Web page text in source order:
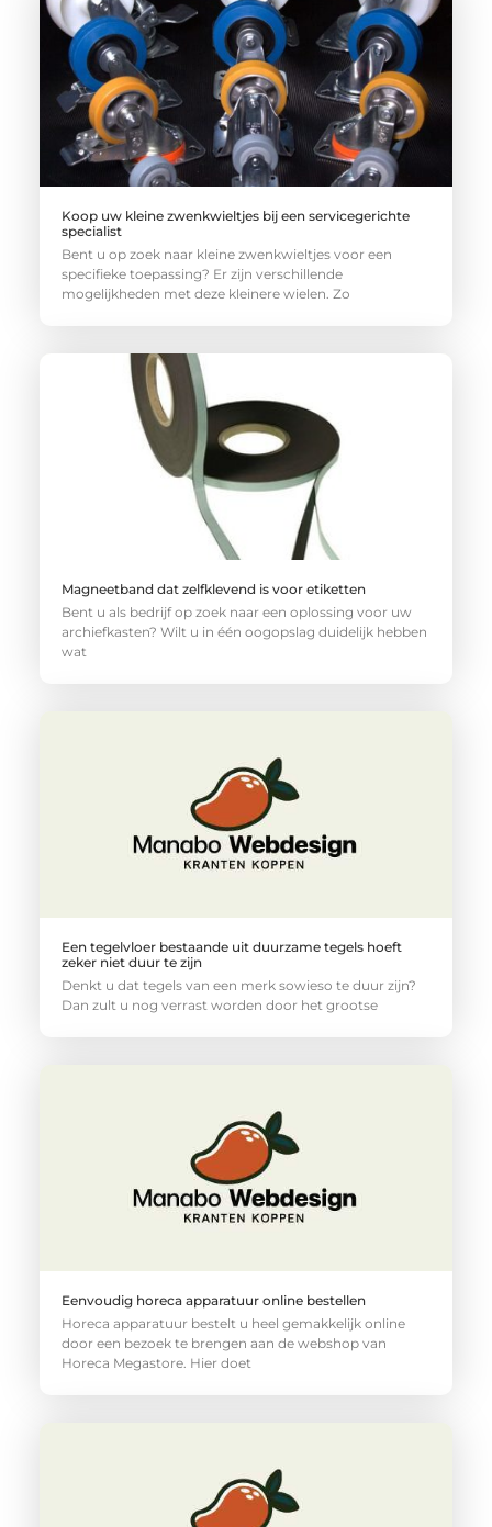
Koop uw kleine zwenkwieltjes bij een servicegerichte
specialist
Bent u op zoek naar kleine zwenkwieltjes voor een
specifieke toepassing? Er zijn verschillende
mogelijkheden met deze kleinere wielen. Zo
Magneetband dat zelfklevend is voor etiketten
Bent u als bedrijf op zoek naar een oplossing voor uw
archiefkasten? Wilt u in één oogopslag duidelijk hebben
wat
Een tegelvloer bestaande uit duurzame tegels hoeft
zeker niet duur te zijn
Denkt u dat tegels van een merk sowieso te duur zijn?
Dan zult u nog verrast worden door het grootse
Eenvoudig horeca apparatuur online bestellen
Horeca apparatuur bestelt u heel gemakkelijk online
door een bezoek te brengen aan de webshop van
Horeca Megastore. Hier doet